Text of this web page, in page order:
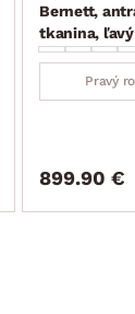
Bernett,
tkanina,
Pravý
899.90 €